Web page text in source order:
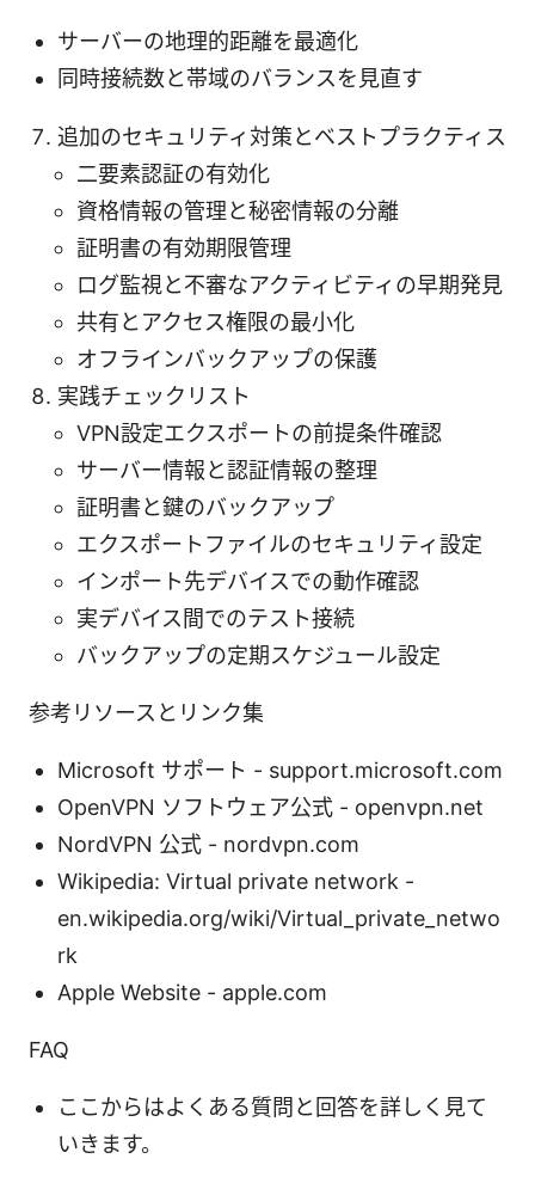
サーバーの地理的距離を最適化
同時接続数と帯域のバランスを見直す
追加のセキュリティ対策とベストプラクティス
二要素認証の有効化
資格情報の管理と秘密情報の分離
証明書の有効期限管理
ログ監視と不審なアクティビティの早期発見
共有とアクセス権限の最小化
オフラインバックアップの保護
実践チェックリスト
VPN設定エクスポートの前提条件確認
サーバー情報と認証情報の整理
証明書と鍵のバックアップ
エクスポートファイルのセキュリティ設定
インポート先デバイスでの動作確認
実デバイス間でのテスト接続
バックアップの定期スケジュール設定
参考リソースとリンク集
Microsoft サポート - support.microsoft.com
OpenVPN ソフトウェア公式 - openvpn.net
NordVPN 公式 - nordvpn.com
Wikipedia: Virtual private network -
en.wikipedia.org/wiki/Virtual_private_netwo
rk
Apple Website - apple.com
FAQ
ここからはよくある質問と回答を詳しく見て
いきます。